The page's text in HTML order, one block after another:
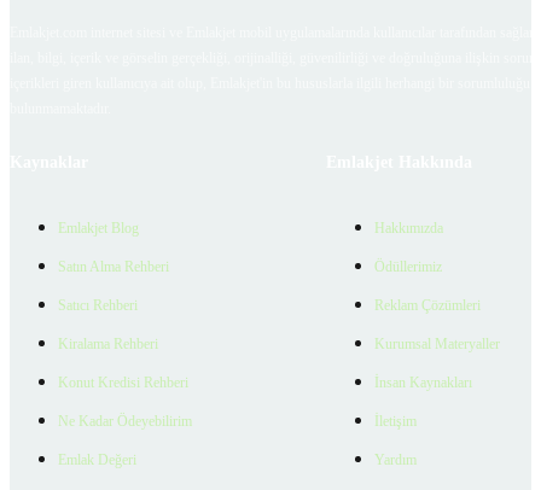
Emlakjet Blog
Satın Alma Rehberi
Satıcı Rehberi
Kiralama Rehberi
Konut Kredisi Rehberi
Ne Kadar Ödeyebilirim
Emlak Değeri
Hakkımızda
Ödüllerimiz
Reklam Çözümleri
Kurumsal Materyaller
İnsan Kaynakları
İletişim
Yardım